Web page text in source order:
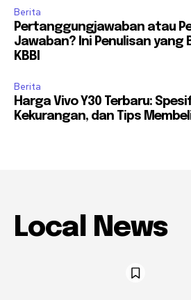
Berita
Pertanggungjawaban atau
Jawaban? Ini Penulisan yang
KBBI
Berita
Harga Vivo Y30 Terbaru:
Kekurangan, dan Tips
Local News